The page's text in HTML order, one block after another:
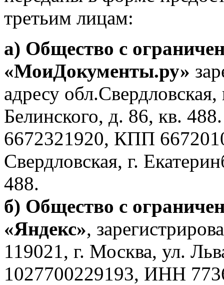
третьим лицам:
а) Общество с
«МоиДокументы.ру»
адресу обл.Свердловская,
Белинского, д. 86, кв.
6672321920, КПП
Свердловская, г.
488.
б) Общество с
«Яндекс»,
119021, г. Москва, ул.
1027700229193, ИНН